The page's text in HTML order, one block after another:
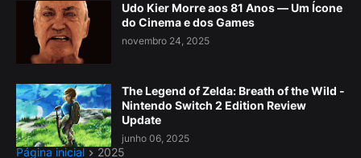
Udo Kier Morre aos 81 Anos — Um Ícone
do Cinema e dos Games
novembro 24, 2025
The Legend of Zelda: Breath of the Wild -
Nintendo Switch 2 Edition Review
Update
junho 06, 2025
Página inicial 2025